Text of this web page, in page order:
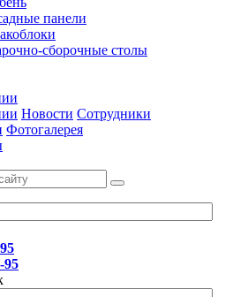
панели
сборочные столы
Новости Сотрудники
Фотогалерея
95